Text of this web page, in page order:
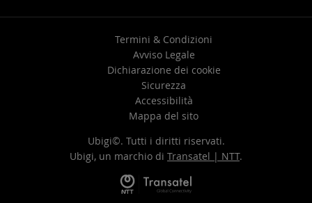
Termini & Condizioni
Avviso Legale
Dichiarazione dei cookie
Sicurezza
Accessibilità
Mappa del sito
Ubigi©. Tutti i diritti riservati.
Ubigi, un marchio di Transatel | NTT.